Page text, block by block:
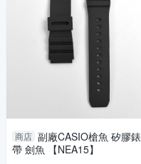
商店 副廠CASIO槍魚 矽膠錶
帶 劍魚 【NEA15】